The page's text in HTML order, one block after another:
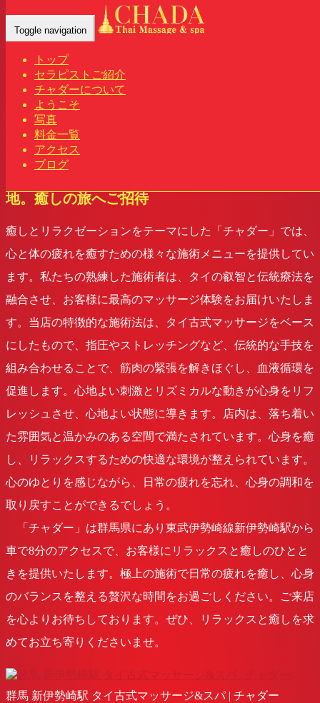
Toggle navigation
トップ
セラピストご紹介
チャダーについて
ようこそ
写真
料金一覧
アクセス
ブログ
チャダー タイ古式マッサージ&スパ |
chada
2023年7月1日
アロマオイルマッサージ
ラックス効果
Home -アロマオイルマッサージ
地。癒しの旅へご招待
癒しとリラクゼーションをテーマにした「チャダー」では、
心と体の疲れを癒すための様々な施術メニューを提供してい
ます。私たちの熟練した施術者は、タイの叡智と伝統療法を
融合させ、お客様に最高のマッサージ体験をお届けいたしま
す。当店の特徴的な施術法は、タイ古式マッサージをベース
にしたもので、指圧やストレッチングなど、伝統的な手技を
組み合わせることで、筋肉の緊張を解きほぐし、血液循環を
促進します。心地よい刺激とリズミカルな動きが心身をリフ
レッシュさせ、心地よい状態に導きます。店内は、落ち着い
た雰囲気と温かみのある空間で満たされています。心身を癒
し、リラックスするための快適な環境が整えられています。
心のゆとりを感じながら、日常の疲れを忘れ、心身の調和を
取り戻すことができるでしょう。
「チャダー」は群馬県にあり東武伊勢崎線新伊勢崎駅から
車で8分のアクセスで、お客様にリラックスと癒しのひとと
きを提供いたします。極上の施術で日常の疲れを癒し、心身
のバランスを整える贅沢な時間をお過ごしください。ご来店
を心よりお待ちしております。ぜひ、リラックスと癒しを求
めてお立ち寄りくださいませ。
群馬 新伊勢崎駅 タイ古式マッサージ&スパ | チャダー